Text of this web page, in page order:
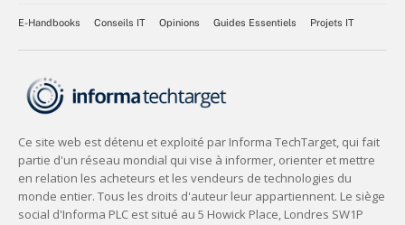
E-Handbooks Conseils IT Opinions Guides Essentiels Projets IT